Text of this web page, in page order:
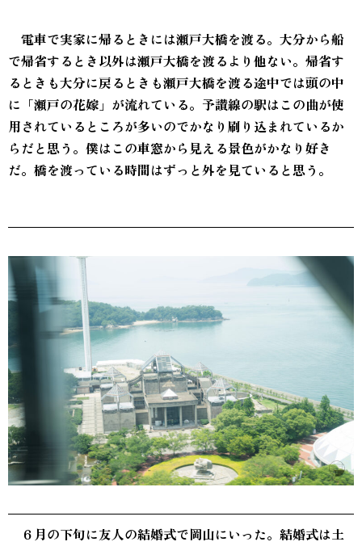
電車で実家に帰るときには瀬戸大橋を渡る。大分から船
で帰省するとき以外は瀬戸大橋を渡るより他ない。 帰省す
るときも大分に戻るときも瀬戸大橋を渡る途中では頭の中
に「瀬戸の花嫁」が流れている。予讃線の駅はこの曲が使
用されているところが多いのでかなり刷り込まれているか
らだと思う。僕はこの車窓から見える景色がかなり好き
だ。橋を渡っている時間はずっと外を見ていると思う。
６月の下旬に友人の結婚式で岡山にいった。結婚式は土